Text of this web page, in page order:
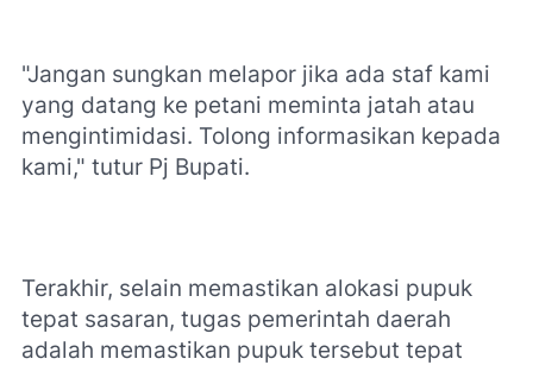
"Jangan sungkan melapor jika ada staf kami
yang datang ke petani meminta jatah atau
mengintimidasi. Tolong informasikan kepada
kami," tutur Pj Bupati.
Terakhir, selain memastikan alokasi pupuk
tepat sasaran, tugas pemerintah daerah
adalah memastikan pupuk tersebut tepat